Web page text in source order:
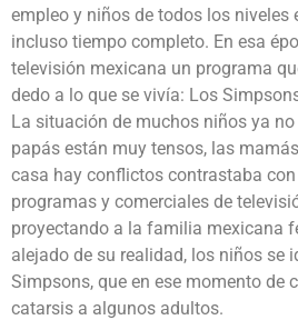
empleo y niños de todos los niveles
incluso tiempo completo. En esa
televisión mexicana un programa
dedo a lo que se vivía: Los
La situación de muchos niños ya
papás están muy tensos, las
casa hay conflictos contrastaba
programas y comerciales de
proyectando a la familia mexicana
alejado de su realidad, los niños se
Simpsons, que en ese momento de
catarsis a algunos adultos.